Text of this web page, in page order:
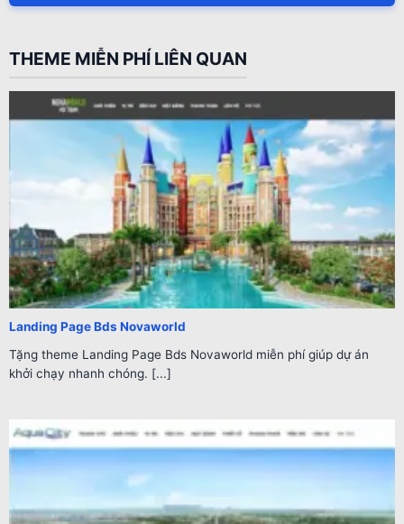
THEME MIỄN PHÍ LIÊN QUAN
Landing Page Bds Novaworld
Tặng theme Landing Page Bds Novaworld miễn phí giúp dự án
khởi chạy nhanh chóng. [...]